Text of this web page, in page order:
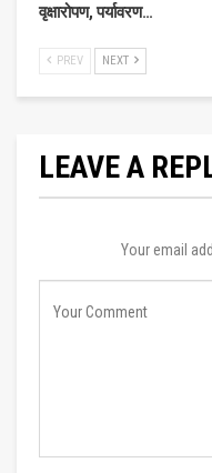
वृक्षारोपण, पर्यावरण…
PREV NEXT
LEAVE A
Your email